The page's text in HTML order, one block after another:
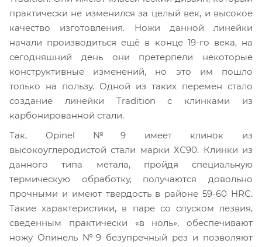
практически не изменился за целый век, и высокое
качество изготовления. Ножи данной линейки
начали производиться ещё в конце 19-го века, на
сегодняшний день они претерпели некоторые
конструктивные изменений, но это им пошло
только на пользу. Одной из таких перемен стало
создание линейки Tradition с клинками из
карбонированной стали.
Так, Opinel №9 имеет клинок из
высокоуглеродистой стали марки ХС90. Клинки из
данного типа метала, пройдя специальную
термическую обработку, получаются довольно
прочными и имеют твердость в районе 59-60 HRC.
Такие характеристики, в паре со спуском лезвия,
сведенным практически «в ноль», обеспечивают
ножу Опинель №9 безупречный рез и позволяют